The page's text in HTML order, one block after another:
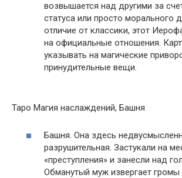
возвышается над другими за
статуса или просто морального
отличие от классики, этот
на официальные отношения.
указывать на магические
принудительные вещи.
Таро Магия наслаждений, Башня
Башня. Она здесь
разрушительная. Застукали на
«преступления» и занесли над
Обманутый муж извергает громы